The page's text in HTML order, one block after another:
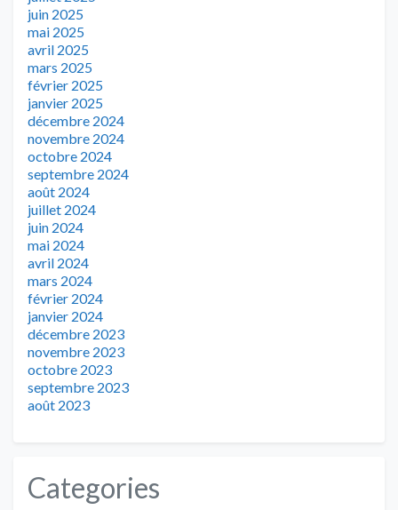
juin 2025
mai 2025
avril 2025
mars 2025
février 2025
janvier 2025
décembre 2024
novembre 2024
octobre 2024
septembre 2024
août 2024
juillet 2024
juin 2024
mai 2024
avril 2024
mars 2024
février 2024
janvier 2024
décembre 2023
novembre 2023
octobre 2023
septembre 2023
août 2023
Categories